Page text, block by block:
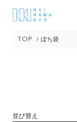
TOP ぽち袋
並び替え